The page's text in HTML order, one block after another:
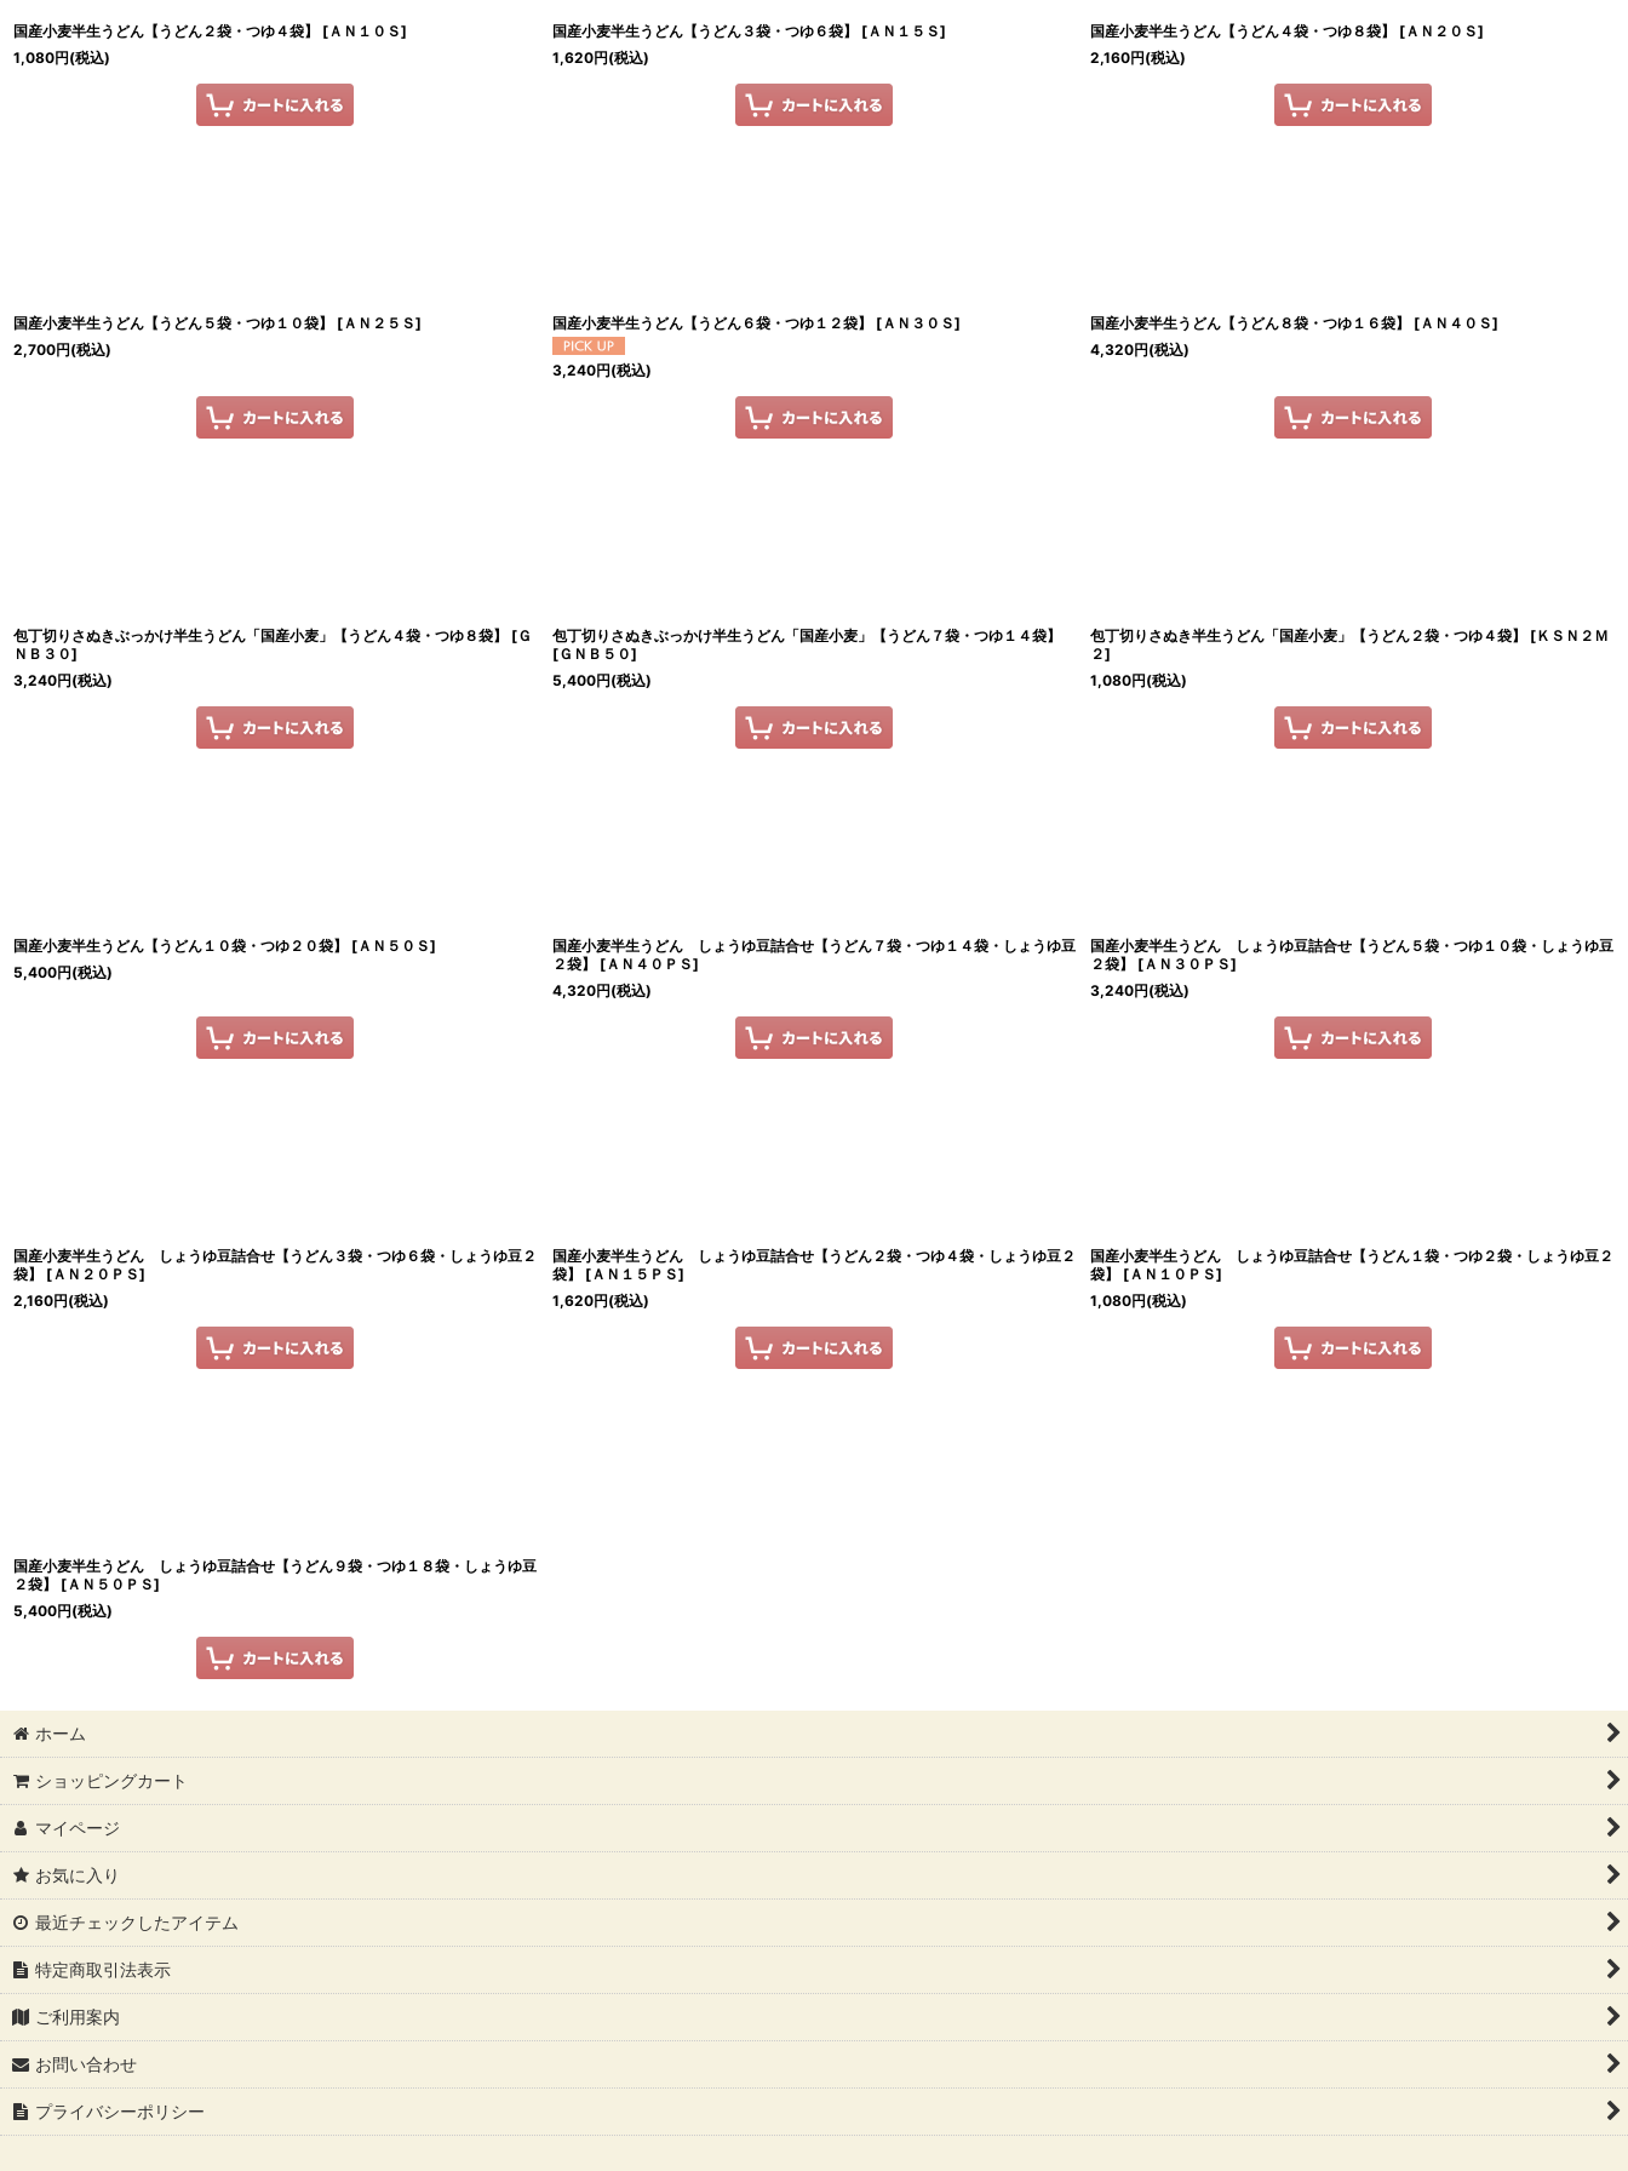
絞り込む
国産小麦半生うどん【うどん２袋・つゆ４袋】 [ＡＮ１０Ｓ]
1,080円(税込)
国産小麦半生うどん【うどん３袋・つゆ６袋】 [ＡＮ１５Ｓ]
1,620円(税込)
国産小麦半生うどん【うどん４袋・つゆ８袋】 [ＡＮ２０Ｓ]
2,160円(税込)
国産小麦半生うどん【うどん５袋・つゆ１０袋】 [ＡＮ２５Ｓ]
2,700円(税込)
国産小麦半生うどん【うどん６袋・つゆ１２袋】 [ＡＮ３０Ｓ]
3,240円(税込)
国産小麦半生うどん【うどん８袋・つゆ１６袋】 [ＡＮ４０Ｓ]
4,320円(税込)
包丁切りさぬきぶっかけ半生うどん「国産小麦」【うどん４袋・つゆ８袋】 [Ｇ
ＮＢ３０]
3,240円(税込)
包丁切りさぬきぶっかけ半生うどん「国産小麦」【うどん７袋・つゆ１４袋】
[ＧＮＢ５０]
5,400円(税込)
包丁切りさぬき半生うどん「国産小麦」【うどん２袋・つゆ４袋】 [ＫＳＮ２Ｍ
２]
1,080円(税込)
国産小麦半生うどん【うどん１０袋・つゆ２０袋】 [ＡＮ５０Ｓ]
5,400円(税込)
国産小麦半生うどん しょうゆ豆詰合せ【うどん７袋・つゆ１４袋・しょうゆ豆
２袋】
[ＡＮ４０ＰＳ]
4,320円(税込)
国産小麦半生うどん しょうゆ豆詰合せ【うどん５袋・つゆ１０袋・しょうゆ豆
２袋】
[ＡＮ３０ＰＳ]
3,240円(税込)
国産小麦半生うどん しょうゆ豆詰合せ【うどん３袋・つゆ６袋・しょうゆ豆２
袋】
[ＡＮ２０ＰＳ]
2,160円(税込)
国産小麦半生うどん しょうゆ豆詰合せ【うどん２袋・つゆ４袋・しょうゆ豆２
袋】
[ＡＮ１５ＰＳ]
1,620円(税込)
国産小麦半生うどん しょうゆ豆詰合せ【うどん１袋・つゆ２袋・しょうゆ豆２
袋】
[ＡＮ１０ＰＳ]
1,080円(税込)
国産小麦半生うどん しょうゆ豆詰合せ【うどん９袋・つゆ１８袋・しょうゆ豆
２袋】
[ＡＮ５０ＰＳ]
5,400円(税込)
ホーム
ショッピングカート
マイページ
お気に入り
最近チェックしたアイテム
特定商取引法表示
ご利用案内
お問い合わせ
プライバシーポリシー